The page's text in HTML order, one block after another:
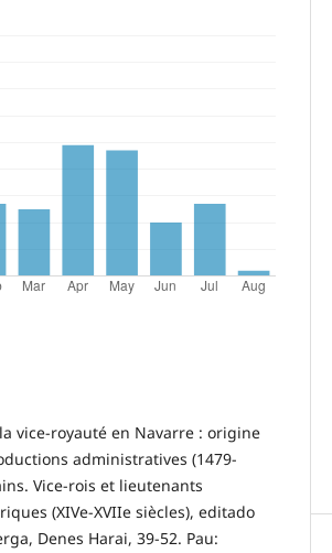
vice-royauté en Navarre : origine
administratives (1479-
Vice-rois et lieutenants
(XIVe-XVIIe siècles), editado
Denes Harai, 39-52. Pau: